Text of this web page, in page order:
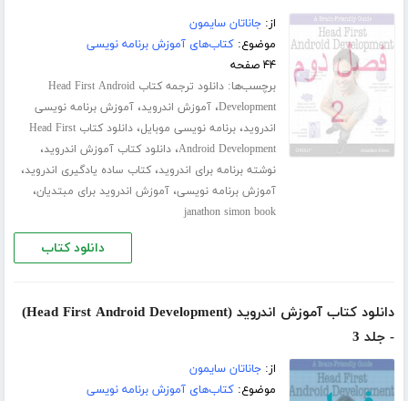
از:جاناتان سایمون
موضوع:کتاب‌های آموزش برنامه نویسی
۴۴ صفحه
برچسب‌ها:
دانلود ترجمه کتاب Head First Android
Development،آموزش اندروید،آموزش برنامه نویسی
اندروید،برنامه نویسی موبایل،
دانلود کتاب Head First
Android Development،دانلود کتاب آموزش اندروید،
نوشته برنامه برای اندروید،کتاب ساده یادگیری اندروید،
آموزش برنامه نویسی،آموزش اندروید برای مبتدیان،
janathon simon book
دانلود کتاب
دانلود کتاب آموزش اندروید (Head First Android Development)
- جلد 3
از:جاناتان سایمون
موضوع:کتاب‌های آموزش برنامه نویسی